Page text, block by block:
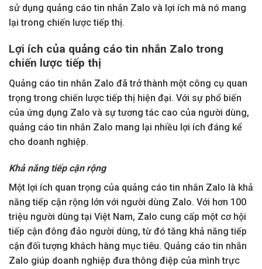
sử dụng quảng cáo tin nhắn Zalo và lợi ích mà nó mang
lại trong chiến lược tiếp thị.
Lợi ích của quảng cáo tin nhắn Zalo trong
chiến lược tiếp thị
Quảng cáo tin nhắn Zalo đã trở thành một công cụ quan
trọng trong chiến lược tiếp thị hiện đại. Với sự phổ biến
của ứng dụng Zalo và sự tương tác cao của người dùng,
quảng cáo tin nhắn Zalo mang lại nhiều lợi ích đáng kể
cho doanh nghiệp.
Khả năng tiếp cận rộng
Một lợi ích quan trọng của quảng cáo tin nhắn Zalo là khả
năng tiếp cận rộng lớn với người dùng Zalo. Với hơn 100
triệu người dùng tại Việt Nam, Zalo cung cấp một cơ hội
tiếp cận đông đảo người dùng, từ đó tăng khả năng tiếp
cận đối tượng khách hàng mục tiêu. Quảng cáo tin nhắn
Zalo giúp doanh nghiệp đưa thông điệp của mình trực